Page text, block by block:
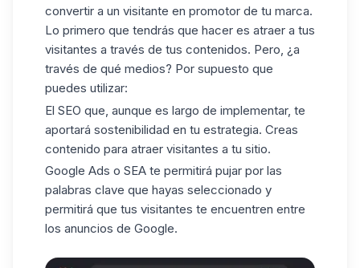
convertir a un visitante en promotor de tu marca.
Lo primero que tendrás que hacer es atraer a tus
visitantes a través de tus contenidos. Pero, ¿a
través de qué medios? Por supuesto que
puedes utilizar:
El SEO que, aunque es largo de implementar, te
aportará sostenibilidad en tu estrategia. Creas
contenido para atraer visitantes a tu sitio.
Google Ads o SEA te permitirá pujar por las
palabras clave que hayas seleccionado y
permitirá que tus visitantes te encuentren entre
los anuncios de Google.